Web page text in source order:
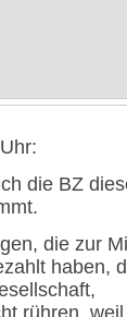
die BZ
die zur
haben,
rühren,